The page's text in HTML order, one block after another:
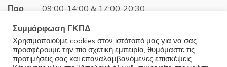
Παρ 09:00-14:00 & 17:00-20:30
Σαβ 09:00-15:00
Κυρ Κλειστά
Συμμόρφωση ΓΚΠΔ
Χρησιμοποιούμε cookies στον ιστότοπό μας για να σας
προσφέρουμε την πιο σχετική εμπειρία, θυμόμαστε τις
προτιμήσεις σας και επαναλαμβανόμενες επισκέψεις.